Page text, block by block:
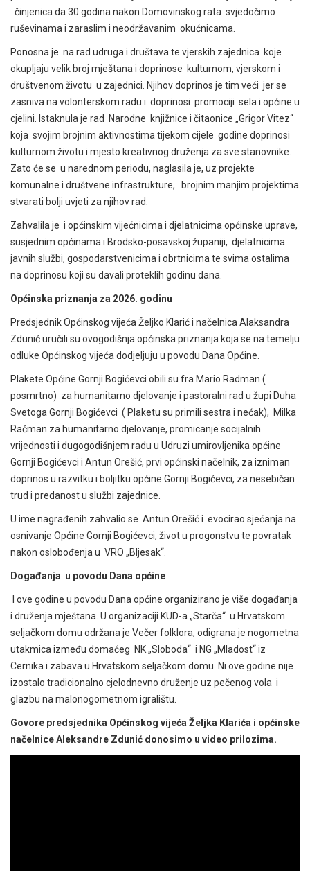
činjenica da 30 godina nakon Domovinskog rata svjedočimo
ruševinama i zaraslim i neodržavanim okućnicama.
Ponosna je na rad udruga i društava te vjerskih zajednica koje
okupljaju velik broj mještana i doprinose kulturnom, vjerskom i
društvenom životu u zajednici. Njihov doprinos je tim veći jer se
zasniva na volonterskom radu i doprinosi promociji sela i općine u
cjelini. Istaknula je rad Narodne knjižnice i čitaonice „Grigor Vitez“
koja svojim brojnim aktivnostima tijekom cijele godine doprinosi
kulturnom životu i mjesto kreativnog druženja za sve stanovnike.
Zato će se u narednom periodu, naglasila je, uz projekte
komunalne i društvene infrastrukture, brojnim manjim projektima
stvarati bolji uvjeti za njihov rad.
Zahvalila je i općinskim vijećnicima i djelatnicima općinske uprave,
susjednim općinama i Brodsko-posavskoj županiji, djelatnicima
javnih službi, gospodarstvenicima i obrtnicima te svima ostalima
na doprinosu koji su davali proteklih godinu dana.
Općinska priznanja za 2026. godinu
Predsjednik Općinskog vijeća Željko Klarić i načelnica Alaksandra
Zdunić uručili su ovogodišnja općinska priznanja koja se na temelju
odluke Općinskog vijeća dodjeljuju u povodu Dana Općine.
Plakete Općine Gornji Bogićevci obili su fra Mario Radman (
posmrtno) za humanitarno djelovanje i pastoralni rad u župi Duha
Svetoga Gornji Bogićevci ( Plaketu su primili sestra i nećak), Milka
Račman za humanitarno djelovanje, promicanje socijalnih
vrijednosti i dugogodišnjem radu u Udruzi umirovljenika općine
Gornji Bogićevci i Antun Orešić, prvi općinski načelnik, za izniman
doprinos u razvitku i boljitku općine Gornji Bogićevci, za nesebičan
trud i predanost u službi zajednice.
U ime nagrađenih zahvalio se Antun Orešić i evocirao sjećanja na
osnivanje Općine Gornji Bogićevci, život u progonstvu te povratak
nakon oslobođenja u VRO „Bljesak“.
Događanja u povodu Dana općine
I ove godine u povodu Dana općine organizirano je više događanja
i druženja mještana. U organizaciji KUD-a „Starča“ u Hrvatskom
seljačkom domu održana je Večer folklora, odigrana je nogometna
utakmica između domaćeg NK „Sloboda“ i NG „Mladost“ iz
Cernika i zabava u Hrvatskom seljačkom domu. Ni ove godine nije
izostalo tradicionalno cjelodnevno druženje uz pečenog vola i
glazbu na malonogometnom igralištu.
Govore predsjednika Općinskog vijeća Željka Klarića i općinske
načelnice Aleksandre Zdunić donosimo u video prilozima.